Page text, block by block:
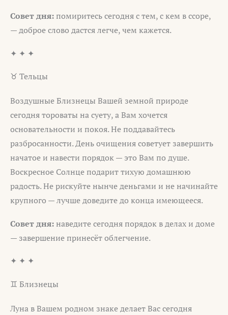
Совет дня: помиритесь сегодня с тем, с кем в ссоре,
— доброе слово дастся легче, чем кажется.
✦ ✦ ✦
♉ Тельцы
Воздушные Близнецы Вашей земной природе
сегодня тороваты на суету, а Вам хочется
основательности и покоя. Не поддавайтесь
разбросанности. День очищения советует завершить
начатое и навести порядок — это Вам по душе.
Воскресное Солнце подарит тихую домашнюю
радость. Не рискуйте нынче деньгами и не начинайте
крупного — лучше доведите до конца имеющееся.
Совет дня: наведите сегодня порядок в делах и доме
— завершение принесёт облегчение.
✦ ✦ ✦
♊ Близнецы
Луна в Вашем родном знаке делает Вас сегодня